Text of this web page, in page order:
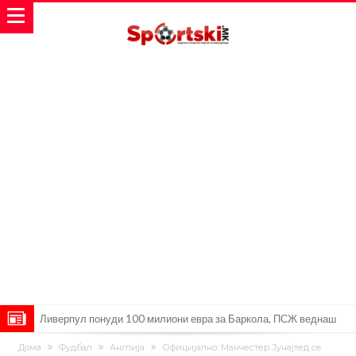
Ливерпул понуди 100 милиони евра за Баркола, ПСЖ веднаш
побара уште 50 милиони
Јувентус се насочил кон напаѓач на Манчестер Јунајтед
Дома Фудбал Англија
Официјално: Манчестер Јунајтед се